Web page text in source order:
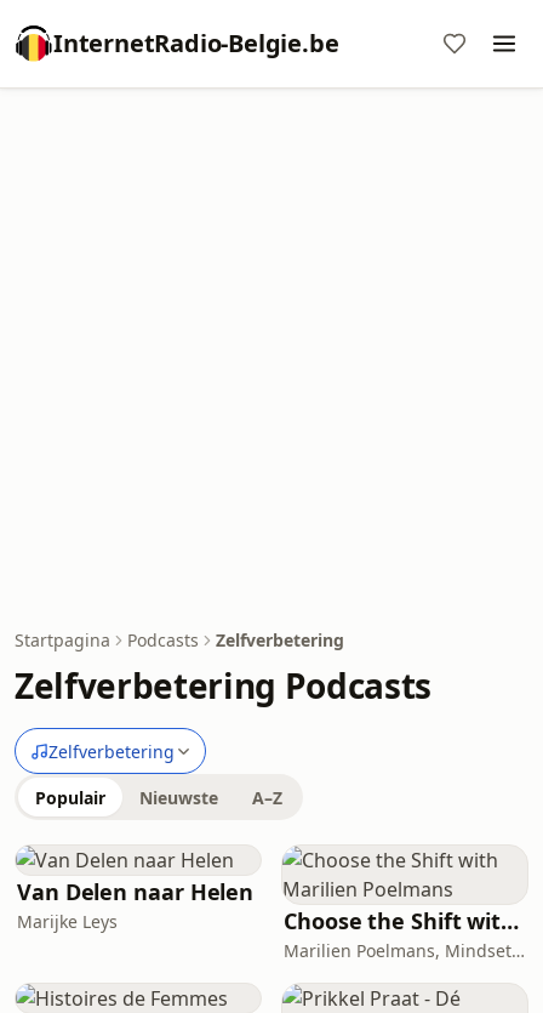
InternetRadio-Belgie.be
Startpagina Podcasts Zelfverbetering
Zelfverbetering Podcasts
Zelfverbetering
Populair Nieuwste A–Z
Van Delen naar Helen
Marijke Leys Choose the Shift with Marilien Poelmans
Marilien Poelmans, Mindset Mentor, Founder of the Mindset Shift Academy